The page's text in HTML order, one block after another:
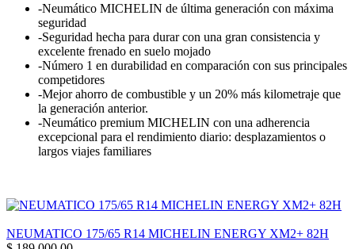
-Neumático MICHELIN de última generación con máxima
seguridad
-Seguridad hecha para durar con una gran consistencia y
excelente frenado en suelo mojado
-Número 1 en durabilidad en comparación con sus principales
competidores
-Mejor ahorro de combustible y un 20% más kilometraje que
la generación anterior.
-Neumático premium MICHELIN con una adherencia
excepcional para el rendimiento diario: desplazamientos o
largos viajes familiares
NEUMATICO 175/65 R14 MICHELIN ENERGY XM2+ 82H